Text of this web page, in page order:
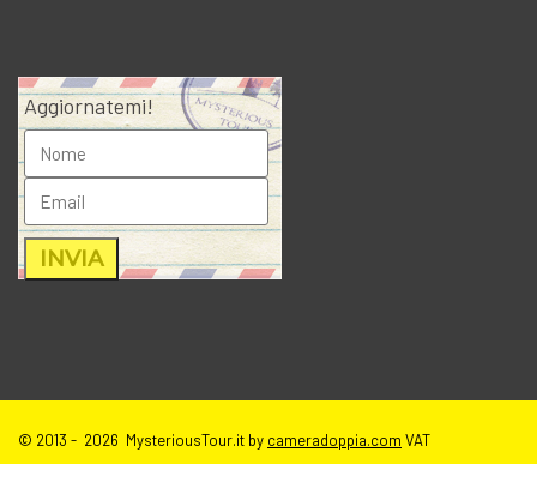
Aggiornatemi!
© 2013 - 2026 MysteriousTour.it by cameradoppia.com VAT